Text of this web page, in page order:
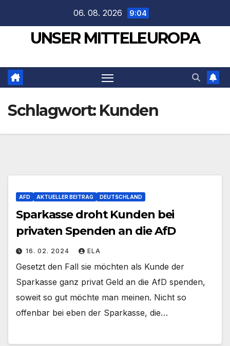
springen
06. 08. 2026 9:04
UNSER MITTELEUROPA
Schlagwort: Kunden
AFD AKTUELLER BEITRAG DEUTSCHLAND
Sparkasse droht Kunden bei
privaten Spenden an die AfD
16. 02. 2024 ELA
Gesetzt den Fall sie möchten als Kunde der
Sparkasse ganz privat Geld an die AfD spenden,
soweit so gut möchte man meinen. Nicht so
offenbar bei eben der Sparkasse, die…